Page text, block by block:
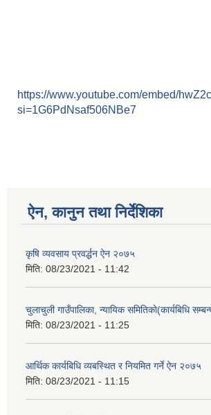
https://www.youtube.com/embed/
si=1G6PdNsaf506NBe7
ऐन, कानुन तथा निर्देशिका
कृषि व्यवसाय प्रवर्द्धन ऐन २०७५
मिति: 08/23/2021 - 11:42
चुलाचुली गाउँपालिका, न्यायिक समितिको(कार्यबिधि
मिति: 08/23/2021 - 11:25
आर्थिक कार्यबिधि व्यबस्थित र नियमित गर्ने ऐन २०७५
मिति: 08/23/2021 - 11:15